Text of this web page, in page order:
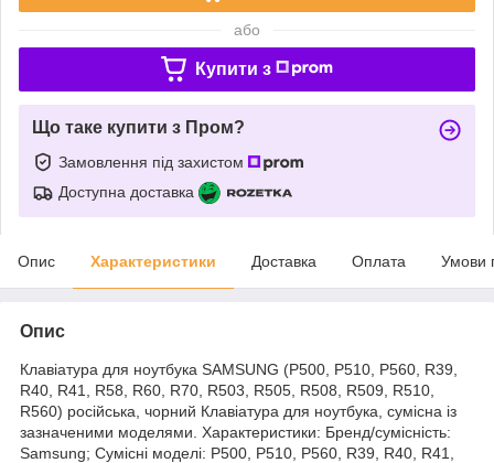
або
Купити з
Що таке купити з Пром?
Замовлення під захистом
Доступна доставка
Опис Характеристики Доставка Оплата Умови
Опис
Клавіатура для ноутбука SAMSUNG (P500, P510, P560, R39,
R40, R41, R58, R60, R70, R503, R505, R508, R509, R510,
R560) російська, чорний Клавіатура для ноутбука, сумісна із
зазначеними моделями. Характеристики: Бренд/сумісність:
Samsung; Сумісні моделі: P500, P510, P560, R39, R40, R41,